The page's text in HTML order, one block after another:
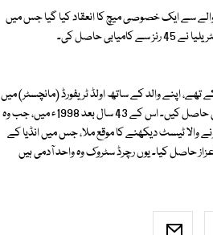
حوالے سے ایک خصوصی میچ کا انعقاد کیا گیا جس میں
حاصل کی۔
وابستہ ہیں۔ 1956ء میں، جب وہ دس سال کے تھے، اپنے والد کے ساتھ اولڈ ٹریفورڈ (مانچسٹر) میں
ایشز سیریز کا میچ دیکھنے گئے، جس میں انگلینڈ کے بائولر جم لیکر نے ایک اننگز میں دس وکٹیں حاصل کیں۔ اس کے 43 سال بعد 1998ء میں، جب وہ
والا ٹیسٹ دیکھنے کا موقع ملا، جس میں انڈیا کے
حاصل کیا۔ یوں رچرڈ سٹروک وہ واحد آدمی ہیں